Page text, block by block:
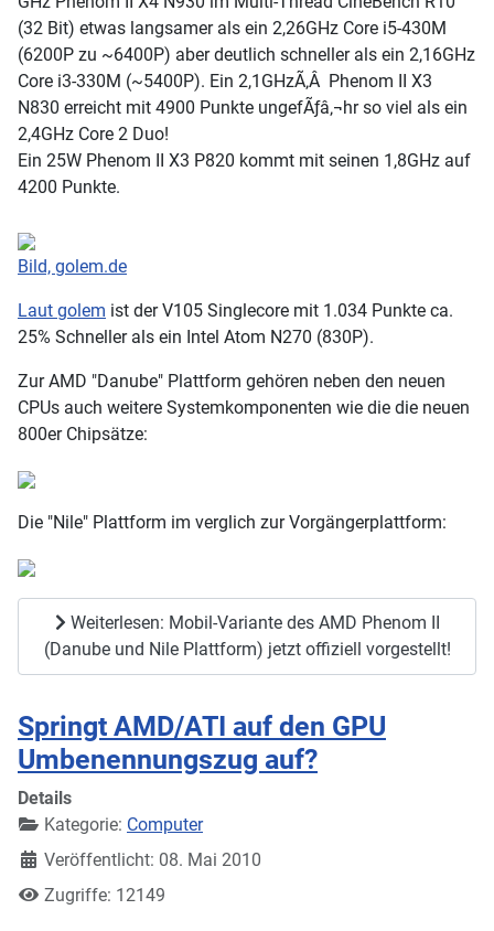
(32 Bit) etwas langsamer als ein 2,26GHz Core i5-430M
(6200P zu ~6400P) aber deutlich schneller als ein 2,16GHz
Core i3-330M (~5400P). Ein 2,1GHzÃ‚Â Phenom II X3
N830 erreicht mit 4900 Punkte ungefÃƒâ‚¬hr so viel als ein
2,4GHz Core 2 Duo!
Ein 25W Phenom II X3 P820 kommt mit seinen 1,8GHz auf
4200 Punkte.
Bild, golem.de
Laut golem ist der V105 Singlecore mit 1.034 Punkte ca.
25% Schneller als ein Intel Atom N270 (830P).
Zur AMD "Danube" Plattform gehören neben den neuen
CPUs auch weitere Systemkomponenten wie die die neuen
800er Chipsätze:
Die "Nile" Plattform im verglich zur Vorgängerplattform:
Weiterlesen: Mobil-Variante des AMD Phenom II
(Danube und Nile Plattform) jetzt offiziell vorgestellt!
Springt AMD/ATI auf den GPU
Umbenennungszug auf?
Details
Kategorie: Computer
Veröffentlicht: 08. Mai 2010
Zugriffe: 12149